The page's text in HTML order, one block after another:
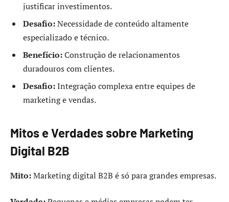
justificar investimentos.
Desafio:Necessidade de conteúdo altamente
especializado e técnico.
Benefício:Construção de relacionamentos
duradouros com clientes.
Desafio:Integração complexa entre equipes de
marketing e vendas.
Mitos e Verdades sobre Marketing
Digital B2B
Mito:Marketing digital B2B é só para grandes empresas.